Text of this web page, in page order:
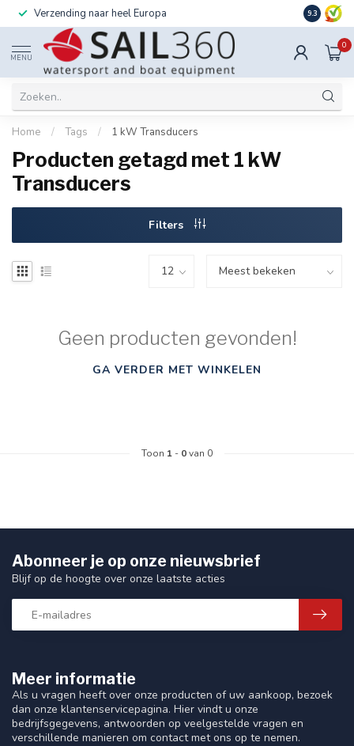
Verzending naar heel Europa Ook
9.3
MENU
0
Home / Tags / 1 kW Transducers
Producten getagd met 1 kW
Transducers
Filters
Geen producten gevonden!
GA VERDER MET WINKELEN
Toon 1 - 0van 0
Meer informatie
Als u vragen heeft over onze producten of uw aankoop, bezoek
dan onze klantenservicepagina. Hier vindt u onze
bedrijfsgegevens, antwoorden op veelgestelde vragen en
verschillende manieren om contact met ons op te nemen.
Abonneer je op onze nieuwsbrief
Blijf op de hoogte over onze laatste acties